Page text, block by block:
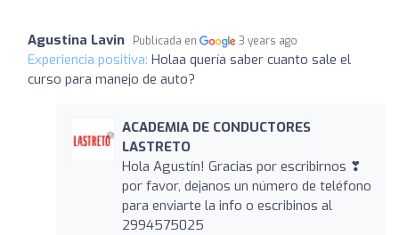
Agustina Lavin Publicada en 3 years ago
Experiencia positiva: Holaa quería saber cuanto sale el
curso para manejo de auto?
ACADEMIA DE CONDUCTORES
LASTRETO
Hola Agustín! Gracias por escribirnos ❣
por favor, dejanos un número de teléfono
para enviarte la info o escribinos al
2994575025